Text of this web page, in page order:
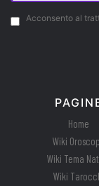
Acconsento al
Home
Wiki
Wiki Tema
Wiki